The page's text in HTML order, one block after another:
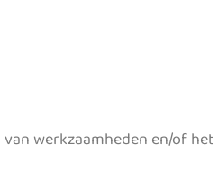
werkzaamheden en/of